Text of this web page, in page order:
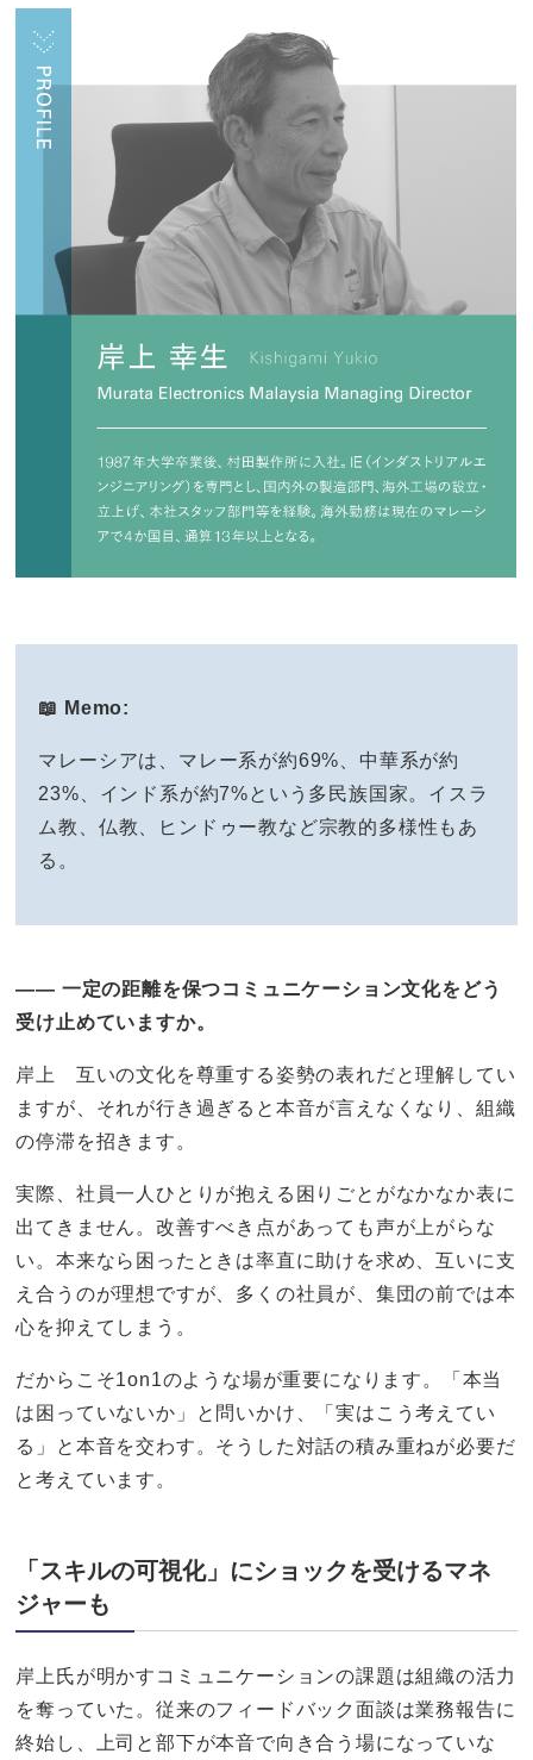
📖 Memo:
マレーシアは、マレー系が約69%、中華系が約
23%、インド系が約7%という多民族国家。イスラ
ム教、仏教、ヒンドゥー教など宗教的多様性もあ
る。
—— 一定の距離を保つコミュニケーション文化をどう
受け止めていますか。
岸上 互いの文化を尊重する姿勢の表れだと理解してい
ますが、それが行き過ぎると本音が言えなくなり、組織
の停滞を招きます。
実際、社員一人ひとりが抱える困りごとがなかなか表に
出てきません。改善すべき点があっても声が上がらな
い。本来なら困ったときは率直に助けを求め、互いに支
え合うのが理想ですが、多くの社員が、集団の前では本
心を抑えてしまう。
だからこそ1on1のような場が重要になります。「本当
は困っていないか」と問いかけ、「実はこう考えてい
る」と本音を交わす。そうした対話の積み重ねが必要だ
と考えています。
「スキルの可視化」にショックを受けるマネ
ジャーも
岸上氏が明かすコミュニケーションの課題は組織の活力
を奪っていた。従来のフィードバック面談は業務報告に
終始し、上司と部下が本音で向き合う場になっていな